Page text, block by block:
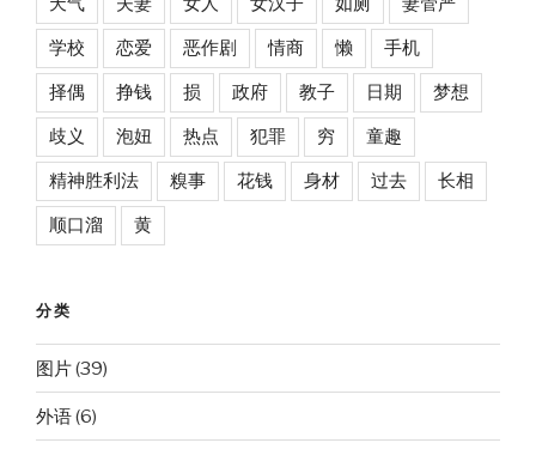
学校 恋爱 恶作剧 情商 懒 手机
择偶 挣钱 损 政府 教子 日期 梦想
歧义 泡妞 热点 犯罪 穷 童趣
精神胜利法 糗事 花钱 身材 过去 长相
顺口溜 黄
分类
图片(39)
外语(6)